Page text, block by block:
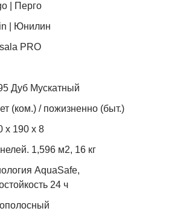
| Перго
| Юнилин
PRO
Дуб Мускатный
(ком.) / пожизненно (быт.)
х 190 х 8
1,596 м2, 16 кг
AquaSafe,
24 ч